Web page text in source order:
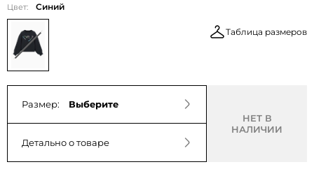
Цвет: Синий
Таблица размеров
Размер: Выберите
Детально о товаре
НЕТ В
НАЛИЧИИ